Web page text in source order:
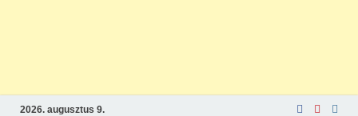
2026. augusztus 9.